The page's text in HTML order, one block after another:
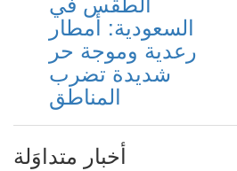
السعودية: أمطار
رعدية وموجة حر
شديدة تضرب
المناطق
أخبار متداوَلة